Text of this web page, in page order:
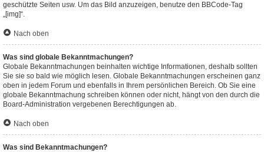
geschützte Seiten usw. Um das Bild anzuzeigen, benutze den BBCode-Tag
„[img]“.
Nach oben
Was sind globale Bekanntmachungen?
Globale Bekanntmachungen beinhalten wichtige Informationen, deshalb sollten
Sie sie so bald wie möglich lesen. Globale Bekanntmachungen erscheinen ganz
oben in jedem Forum und ebenfalls in Ihrem persönlichen Bereich. Ob Sie eine
globale Bekanntmachung schreiben können oder nicht, hängt von den durch die
Board-Administration vergebenen Berechtigungen ab.
Nach oben
Was sind Bekanntmachungen?